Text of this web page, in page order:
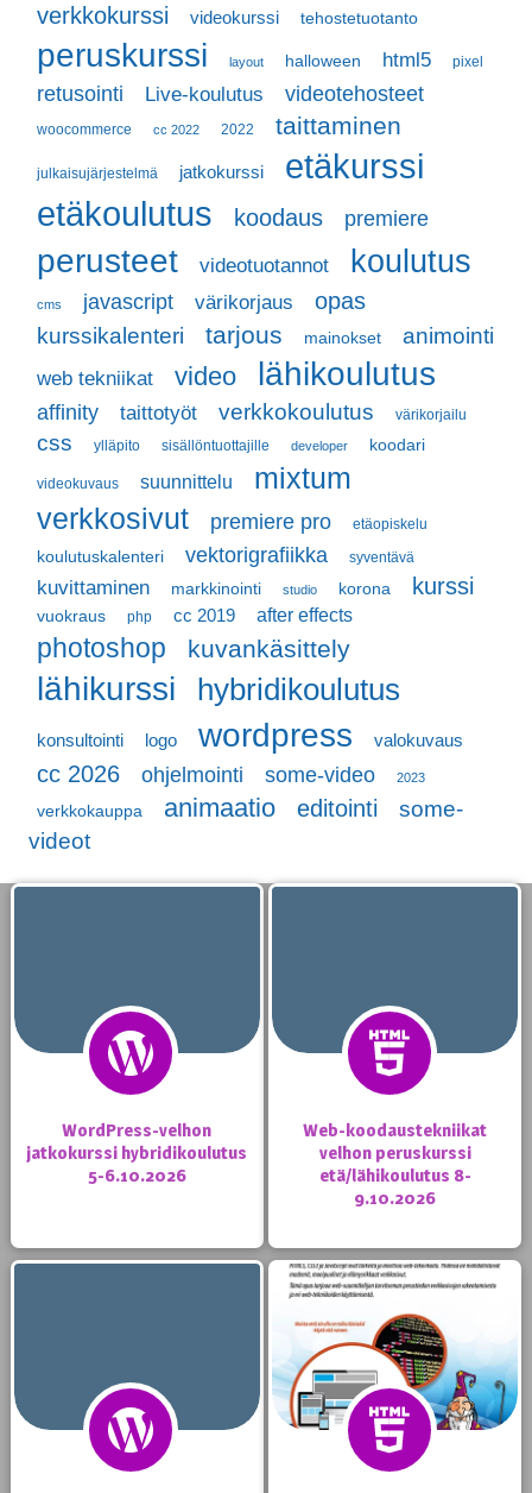
verkkokurssi videokurssi tehostetuotanto
peruskurssi layout halloween html5 pixel
retusointi Live-koulutus videotehosteet
woocommerce cc 2022 2022 taittaminen
julkaisujärjestelmä jatkokurssi
etäkurssi
etäkoulutus
koodaus premiere
perusteet videotuotannot koulutus
cms javascript värikorjaus opas
kurssikalenteri tarjous mainokset animointi
web tekniikat video lähikoulutus
affinity taittotyöt verkkokoulutus värikorjailu
css ylläpito sisällöntuottajille developer koodari
videokuvaus suunnittelu
mixtum
verkkosivut
premiere pro etäopiskelu
koulutuskalenteri vektorigrafiikka syventävä
kuvittaminen markkinointi studio korona kurssi
vuokraus php cc 2019 after effects
photoshop kuvankäsittely
lähikurssi hybridikoulutus
konsultointi logo wordpress valokuvaus
cc 2026 ohjelmointi some-video 2023
verkkokauppa animaatio editointi
some-
videot
WordPress-velhon
jatkokurssi hybridikoulutus
5-6.10.2026
Web-koodaustekniikat
velhon peruskurssi
etä/lähikoulutus 8-
9.10.2026